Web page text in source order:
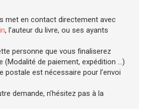
met en contact directement avec
, l’auteur du livre, ou ses ayants
personne que vous finaliserez
(Modalité de paiement, expédition ...)
postale est nécessaire pour l’envoi
demande, n’hésitez pas à la